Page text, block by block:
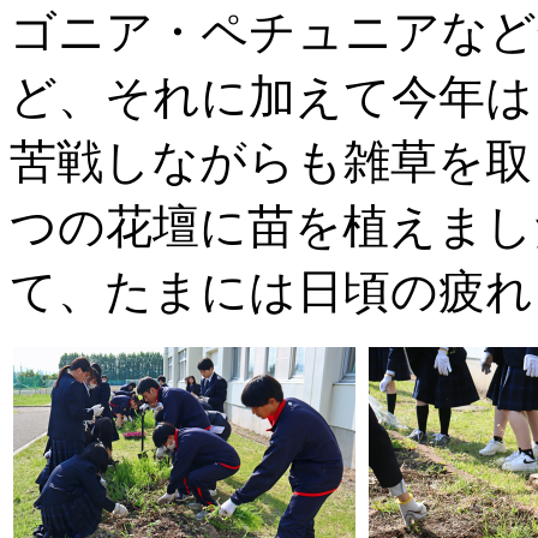
ゴニア・ペチュニアな
ど、それに加えて今年
苦戦しながらも雑草を
つの花壇に苗を植えま
て、たまには日頃の疲